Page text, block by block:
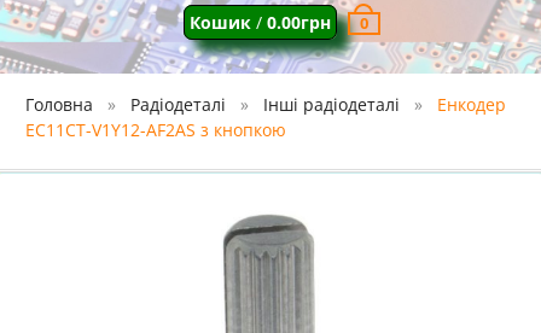
Кошик/ 0.00грн 0
Головна Радіодеталі Інші радіодеталі
Енкодер
EC11CT-V1Y12-AF2AS з кнопкою